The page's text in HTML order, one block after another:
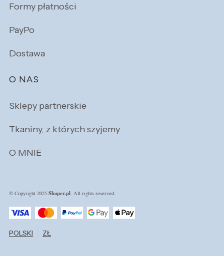
Formy płatności
PayPo
Dostawa
O NAS
Sklepy partnerskie
Tkaniny, z których szyjemy
O MNIE
© Copyright 2025 Shoper.pl. All rights reserved.
POLSKI ZŁ